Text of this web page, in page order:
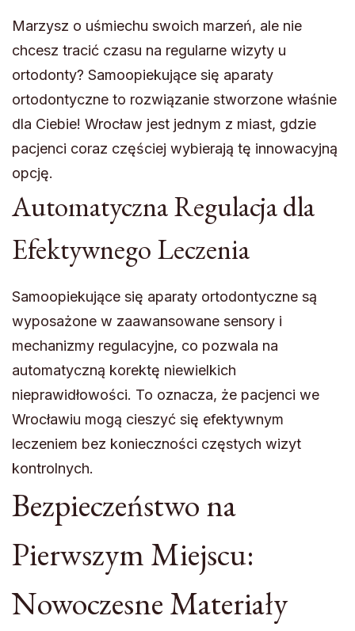
Marzysz o uśmiechu swoich marzeń, ale nie
chcesz tracić czasu na regularne wizyty u
ortodonty? Samoopiekujące się aparaty
ortodontyczne to rozwiązanie stworzone właśnie
dla Ciebie! Wrocław jest jednym z miast, gdzie
pacjenci coraz częściej wybierają tę innowacyjną
opcję.
Automatyczna Regulacja dla
Efektywnego Leczenia
Samoopiekujące się aparaty ortodontyczne są
wyposażone w zaawansowane sensory i
mechanizmy regulacyjne, co pozwala na
automatyczną korektę niewielkich
nieprawidłowości. To oznacza, że pacjenci we
Wrocławiu mogą cieszyć się efektywnym
leczeniem bez konieczności częstych wizyt
kontrolnych.
Bezpieczeństwo na
Pierwszym Miejscu:
Nowoczesne Materiały